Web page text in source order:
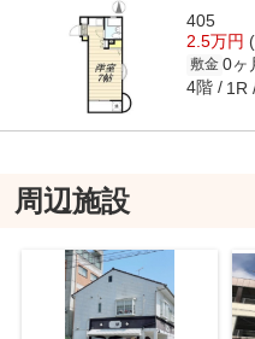
405
2.5万円
敷金 0ヶ
4階 1R
周辺施設